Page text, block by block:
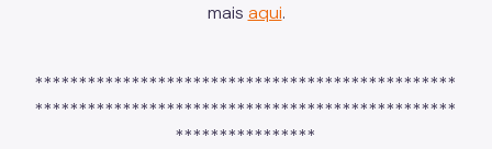
mais aqui.
************************************************
************************************************
****************